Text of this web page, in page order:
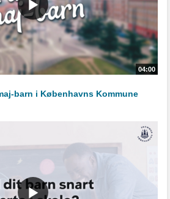
04:00
barn i Københavns Kommune